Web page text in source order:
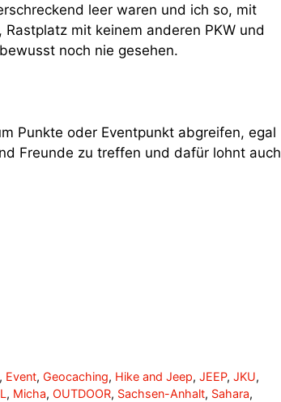
leer waren und ich so, mit
mit keinem anderen PKW und
noch nie gesehen.
Punkte oder Eventpunkt abgreifen, egal
Freunde zu treffen und dafür lohnt auch
, Event,Geocaching, Hike and Jeep,JEEP,JKU,
, Micha, OUTDOOR, Sachsen-Anhalt, Sahara,